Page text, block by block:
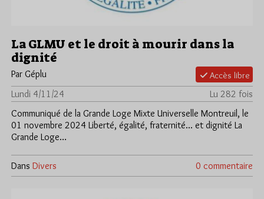
La GLMU et le droit à mourir dans la
dignité
Par Géplu
Accès libre
Lundi 4/11/24
Lu 282 fois
Communiqué de la Grande Loge Mixte Universelle Montreuil, le
01 novembre 2024 Liberté, égalité, fraternité... et dignité La
Grande Loge…
Dans Divers 0 commentaire